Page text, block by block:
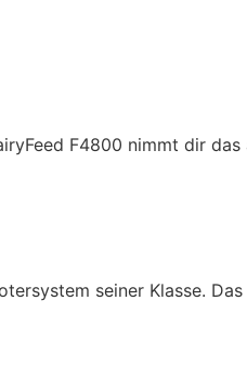
F4800 nimmt dir
seiner Klasse.